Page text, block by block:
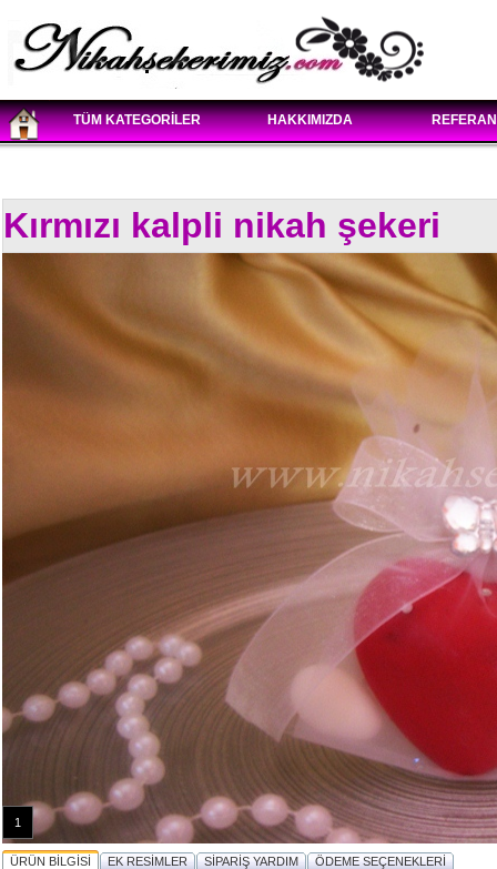
TÜM KATEGORİLER HAKKIMIZDA
Kırmızı kalpli nikah şekeri
1
ÜRÜN BİLGİSİ EK RESİMLER SİPARİŞ YARDIM ÖDEME SEÇENEKLERİ